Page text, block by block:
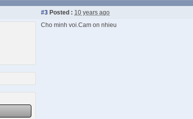
#3 Posted : 10 years ago
Cho minh voi.Cam on nhieu